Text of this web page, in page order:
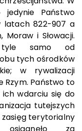
Państwo
latach 822-907 a
i Słowacji.
tyle samo od
tych ośrodków
w rywalizacji
Rzym. Państwo to
wdarciu się do
tutejszych
zasięg terytorialny
osiągnęło za